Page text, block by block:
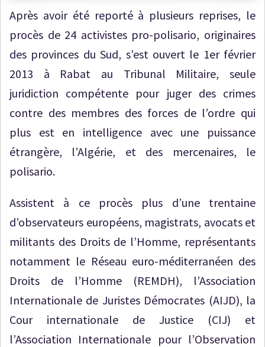
Après avoir été reporté à plusieurs reprises, le
procès de 24 activistes pro-polisario, originaires
des provinces du Sud, s’est ouvert le 1er février
2013 à Rabat au Tribunal Militaire, seule
juridiction compétente pour juger des crimes
contre des membres des forces de l’ordre qui
plus est en intelligence avec une puissance
étrangère, l’Algérie, et des mercenaires, le
polisario.
Assistent à ce procès plus d’une trentaine
d’observateurs européens, magistrats, avocats et
militants des Droits de l’Homme, représentants
notamment le Réseau euro-méditerranéen des
Droits de l’Homme (REMDH), l’Association
Internationale de Juristes Démocrates (AIJD), la
Cour internationale de Justice (CIJ) et
l’Association Internationale pour l’Observation